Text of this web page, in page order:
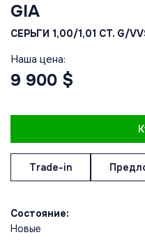
GIA
СЕРЬГИ 1,00/1,01 CT. G/
Наша цена:
9 900 $
Trade-in
Состояние:
Новые